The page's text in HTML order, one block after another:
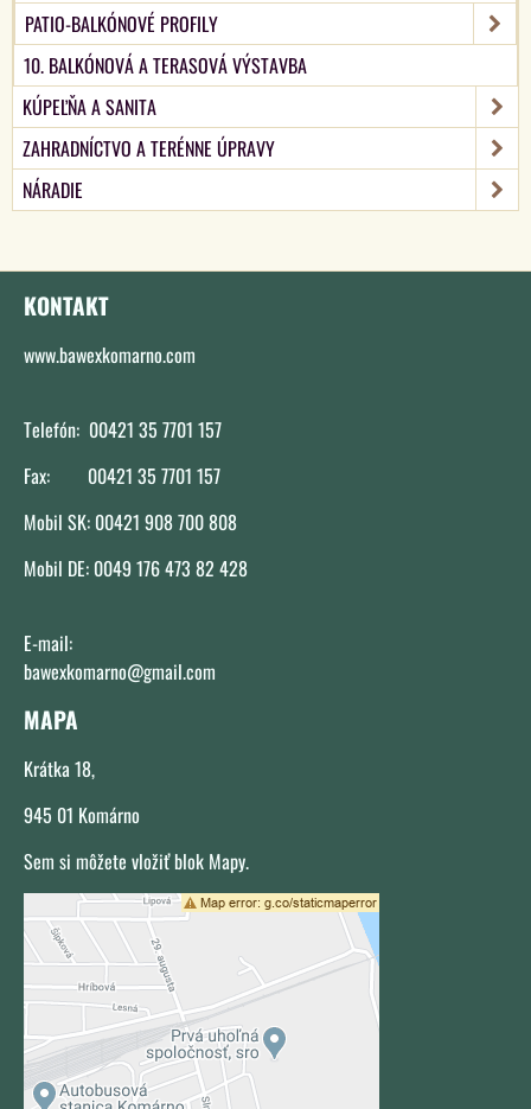
PATIO-BALKÓNOVÉ PROFILY
10. BALKÓNOVÁ A TERASOVÁ VÝSTAVBA
KÚPEĽŇA A SANITA
ZAHRADNÍCTVO A TERÉNNE ÚPRAVY
NÁRADIE
KONTAKT
www.bawexkomarno.com
Telefón: 00421 35 7701 157
Fax: 00421 35 7701 157
Mobil SK: 00421 908 700 808
Mobil DE: 0049 176 473 82 428
E-mail:
bawexkomarno@gmail.com
MAPA
Krátka 18,
945 01 Komárno
Sem si môžete vložiť blok Mapy.
Externý obsah je blokovaný Voľbami
súkromia
Prajete si načítať externý obsah?
Povoliť tentokrát